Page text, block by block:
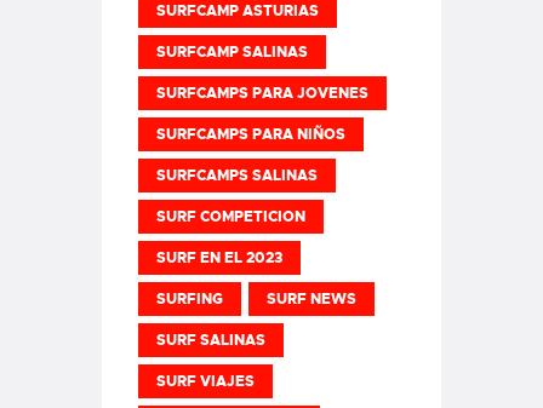
SURFCAMP ASTURIAS
SURFCAMP SALINAS
SURFCAMPS PARA JOVENES
SURFCAMPS PARA NIÑOS
SURFCAMPS SALINAS
SURF COMPETICION
SURF EN EL 2023
SURFING SURF NEWS
SURF SALINAS
SURF VIAJES